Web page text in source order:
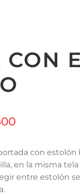
con
en la misma
entre estolón